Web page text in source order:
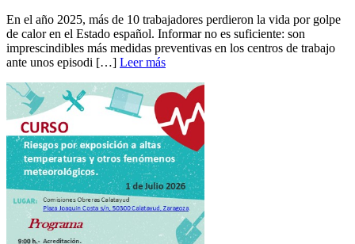
En el año 2025, más de 10 trabajadores perdieron la vida por golpe
de calor en el Estado español. Informar no es suficiente: son
imprescindibles más medidas preventivas en los centros de trabajo
ante unos episodi […] Leer más